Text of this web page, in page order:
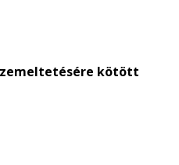
kötött